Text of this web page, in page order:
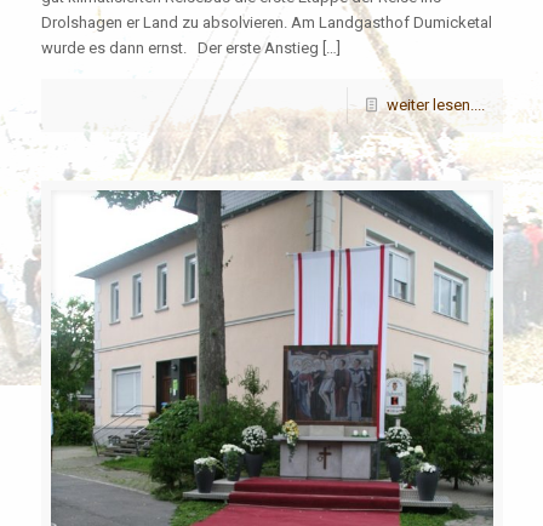
Drolshagen er Land zu absolvieren. Am Landgasthof Dumicketal
wurde es dann ernst. Der erste Anstieg […]
weiter lesen....